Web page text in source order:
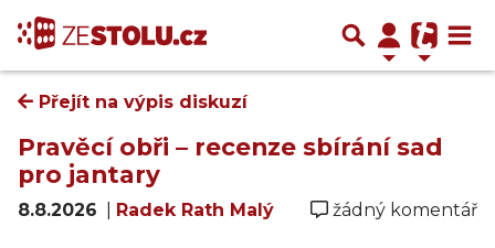
Přejít na výpis diskuzí
Pravěcí obři – recenze sbírání sad
pro jantary
8.8.2026 Radek Rath Malý žádný komentář